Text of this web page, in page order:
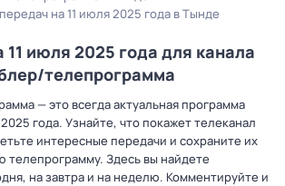
на 11 июля 2025 года в Тынде
июля 2025 года для канала
телепрограмма
— это всегда актуальная программа
года. Узнайте, что покажет телеканал
интересные передачи и сохраните их
телепрограмму. Здесь вы найдете
на завтра и на неделю. Комментируйте и